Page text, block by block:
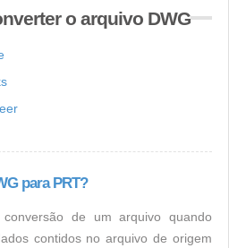
o arquivo DWG
para PRT?
de um arquivo quando
contidos no arquivo de origem